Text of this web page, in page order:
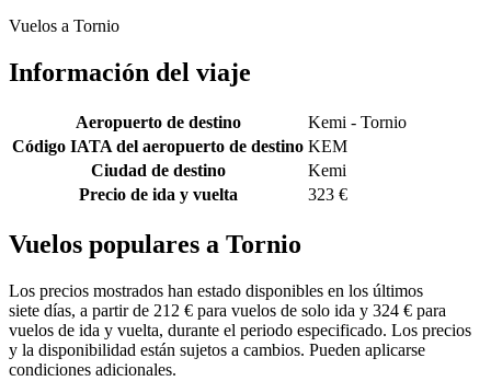
Vuelos a Tornio
Información del viaje
Aeropuerto de destino
Kemi - Tornio
Código IATA del aeropuerto de destino KEM
Ciudad de destino
Kemi
Precio de ida y vuelta
323 €
Vuelos populares a Tornio
Los precios mostrados han estado disponibles en los últimos
siete días, a partir de 212 € para vuelos de solo ida y 324 € para
vuelos de ida y vuelta, durante el periodo especificado. Los precios
y la disponibilidad están sujetos a cambios. Pueden aplicarse
condiciones adicionales.